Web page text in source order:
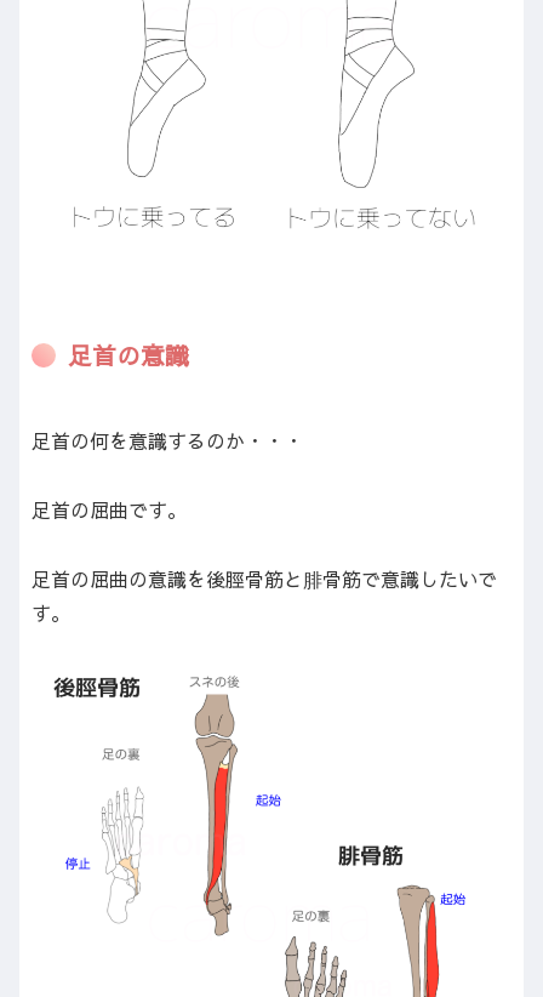
足首の意識
足首の何を意識するのか・・・
足首の屈曲です。
足首の屈曲の意識を後脛骨筋と腓骨筋で意識したいで
す。